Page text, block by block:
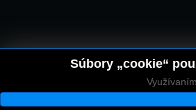
Súbory „cookie“